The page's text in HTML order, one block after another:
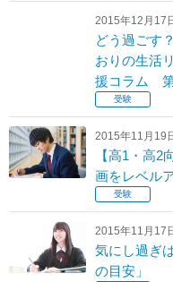
2015年12月17
どう過ごす
おりの生活
援コラム
受験
2015年11月19
【高1・高
画をレベル
受験
2015年11月17
気にし過ぎ
の目安」